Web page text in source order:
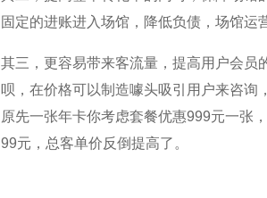
固定的进账进入场馆，降低负债，场馆运
其三，更容易带来客流量，提高用户会员
呗，在价格可以制造噱头吸引用户来咨询
原先一张年卡你考虑套餐优惠999元一张
99元，总客单价反倒提高了。